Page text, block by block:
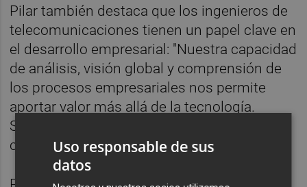
Pilar también destaca que los ingenieros de
telecomunicaciones tienen un papel clave en
el desarrollo empresarial: "Nuestra capacidad
de análisis, visión global y comprensión de
los procesos empresariales nos permite
aportar valor más allá de la tecnología.
Somos profesionales estratégicos en
cualquier organización."
Uso responsable de sus
datos